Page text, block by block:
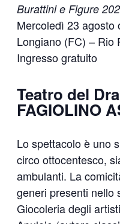
Burattini e Figure
Mercoledì 23 agosto
Longiano (FC) – Rio
Ingresso gratuito
Teatro del
FAGIOLINO
Lo spettacolo è uno
circo ottocentesco,
ambulanti. La
generi presenti nello
Giocoleria degli